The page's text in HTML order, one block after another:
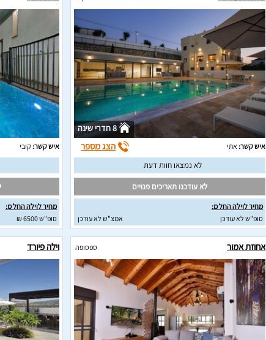
8 חדרי שינה
איש קשר: אתי הצג מספר
לא נמצאו חוות דעת
לא עודכנו תאריכים פנויים
מחיר לוילה החל מ:
סופ"ש לא עודכן
אמצ"ש לא עודכן
איש קשר: קובי
מחיר לוילה החל מ:
סופ"ש 6500 ₪
אחוזת אמור ספסופה וילה פיורד